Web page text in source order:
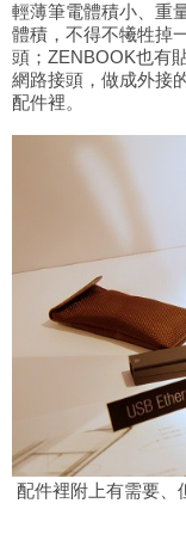
輕薄筆電體積小、重
體積，不得不犧牲掉
頭；ZENBOOK也有
網路接頭，做成外接
配件裡。
配件裡附上有需要、